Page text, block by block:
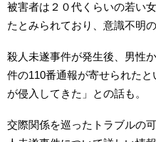
被害者は２０代くらいの若い
たとみられており、意識不明の
殺人未遂事件が発生後、男性
件の110番通報が寄せられた
が侵入してきた」との話も。
交際関係を巡ったトラブルの